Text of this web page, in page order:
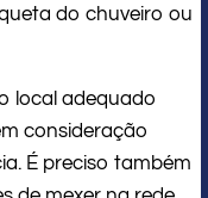
do chuveiro ou
local adequado
consideração
É preciso também